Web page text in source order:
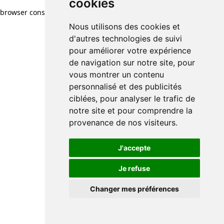
cookies
Nous utilisons des cookies et
d'autres technologies de suivi
pour améliorer votre expérience
de navigation sur notre site, pour
vous montrer un contenu
personnalisé et des publicités
ciblées, pour analyser le trafic de
notre site et pour comprendre la
provenance de nos visiteurs.
J'accepte
Je refuse
Changer mes préférences
cookies
Nous utilisons des cookies et
d'autres technologies de suivi
pour améliorer votre expérience
de navigation sur notre site, pour
vous montrer un contenu
personnalisé et des publicités
ciblées, pour analyser le trafic de
notre site et pour comprendre la
provenance de nos visiteurs.
J'accepte
Je refuse
Changer mes préférences
browser console for more information)